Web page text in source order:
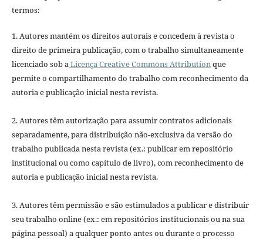
termos:
1. Autores mantém os direitos autorais e concedem à revista o
direito de primeira publicação, com o trabalho simultaneamente
licenciado sob aLicença Creative Commons Attributionque
permite o compartilhamento do trabalho com reconhecimento da
autoria e publicação inicial nesta revista.
2. Autores têm autorização para assumir contratos adicionais
separadamente, para distribuição não-exclusiva da versão do
trabalho publicada nesta revista (ex.: publicar em repositório
institucional ou como capítulo de livro), com reconhecimento de
autoria e publicação inicial nesta revista.
3. Autores têm permissão e são estimulados a publicar e distribuir
seu trabalho online (ex.: em repositórios institucionais ou na sua
página pessoal) a qualquer ponto antes ou durante o processo